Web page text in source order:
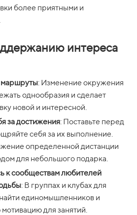
более приятными и
интереса
: Изменение окружения
однообразия и сделает
новой и интересной.
за достижения: Поставьте перед
себя за их выполнение.
определенной дистанции
для небольшого подарка.
к сообществам любителей
: В группах и клубах для
единомышленников и
для занятий.